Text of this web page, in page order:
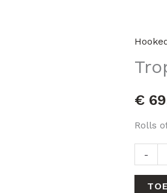
€
Rolls
-
Weave
Kenzia